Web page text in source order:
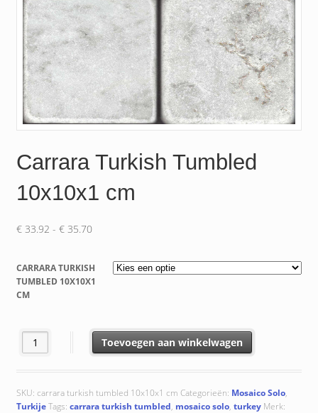
Carrara Turkish Tumbled
10x10x1 cm
€33.92 - €35.70Prijsklasse:
€ 35.70
CARRARA TURKISH
TUMBLED 10X10X1
CM
Carrara Turkish Tumbled 10x10x1 cm aantal
Toevoegen aan winkelwagen
SKU: carrara turkish tumbled 10x10x1 cm Categorieën: Mosaico Solo,
TurkijeTags: carrara turkish tumbled, mosaico solo, turkey Merk: